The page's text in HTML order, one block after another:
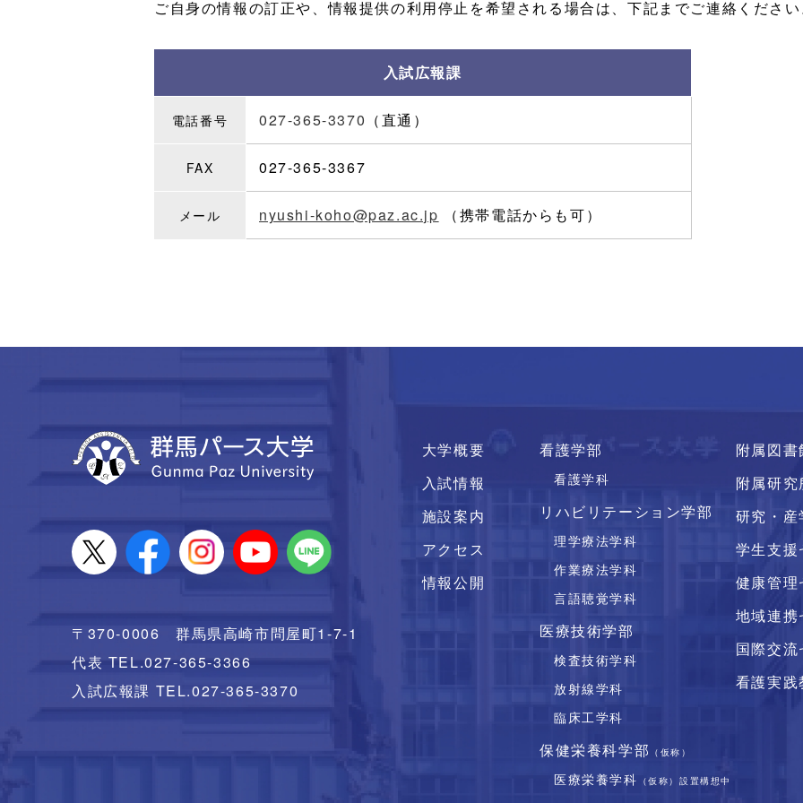
ご自身の情報の訂正や、情報提供の利用停止を希望される場合は、下記までご連絡くださ
入試広報課
電話番号 027-365-3370 （直通）
FAX 027-365-3367
メール nyushi-koho@paz.ac.jp （携帯電話からも可）
〒370-0006 群馬県高崎市問屋町1-7-1
代表 TEL.027-365-3366
入試広報課 TEL.027-365-3370
大学概要
入試情報
施設案内
アクセス
情報公開
看護学部
看護学科
リハビリテーション学部
理学療法学科
作業療法学科
言語聴覚学科
医療技術学部
検査技術学科
放射線学科
臨床工学科
保健栄養科学部 （仮称）
医療栄養学科 （仮称）設置構想中
附属図書
附属研究
研究・
学生支
健康管
地域連
国際交
看護実